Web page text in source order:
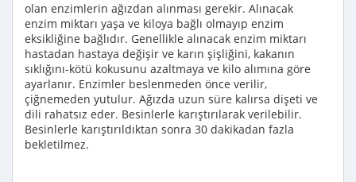
olan enzimlerin ağızdan alınması gerekir. Alınacak
enzim miktarı yaşa ve kiloya bağlı olmayıp enzim
eksikliğine bağlıdır. Genellikle alınacak enzim miktarı
hastadan hastaya değişir ve karın şişliğini, kakanın
sıklığını-kötü kokusunu azaltmaya ve kilo alımına göre
ayarlanır. Enzimler beslenmeden önce verilir,
çiğnemeden yutulur. Ağızda uzun süre kalırsa dişeti ve
dili rahatsız eder. Besinlerle karıştırılarak verilebilir.
Besinlerle karıştırıldıktan sonra 30 dakikadan fazla
bekletilmez.